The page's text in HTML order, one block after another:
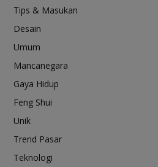
Tips & Masukan
Desain
Umum
Mancanegara
Gaya Hidup
Feng Shui
Unik
Trend Pasar
Teknologi